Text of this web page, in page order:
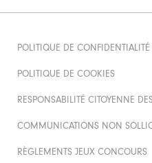
POLITIQUE DE CONFIDENTIALITÉ
POLITIQUE DE COOKIES
RESPONSABILITÉ CITOYENNE
COMMUNICATIONS NON
RÈGLEMENTS JEUX CONCOURS